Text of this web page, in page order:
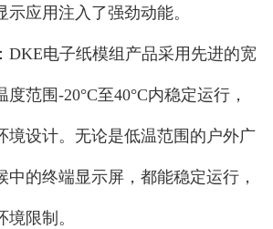
示应用注入了强劲动能。
电子纸模组产品采用先进的宽
范围-20°C至40°C内稳定运行，
境设计。无论是低温范围的户外广
中的终端显示屏，都能稳定运行，
限制。